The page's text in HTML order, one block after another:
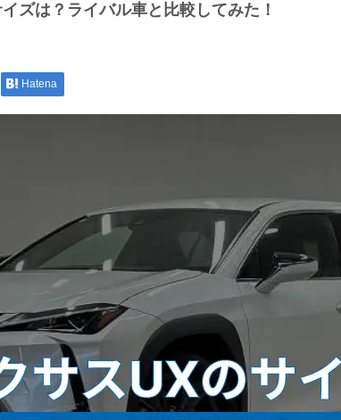
ズは？ライバル車と比較してみた！
Hatena